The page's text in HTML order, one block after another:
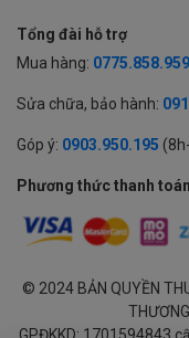
Tổng đài hỗ trợ
Mua hàng: 0775.858.959
Sửa chữa, bảo hành:
Góp ý: 0903.950.195
Phương thức thanh toán
© 2024 BẢN QUYỀN
GPĐKKD: 1701594843